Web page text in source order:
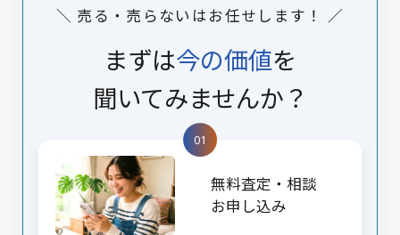
＼ 売る・売らないはお任せします！ ／
まずは今の価値を
聞いてみませんか？
01
無料査定・相談
お申し込み